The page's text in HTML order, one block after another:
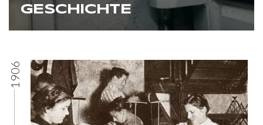
GESCHICHTE
1906